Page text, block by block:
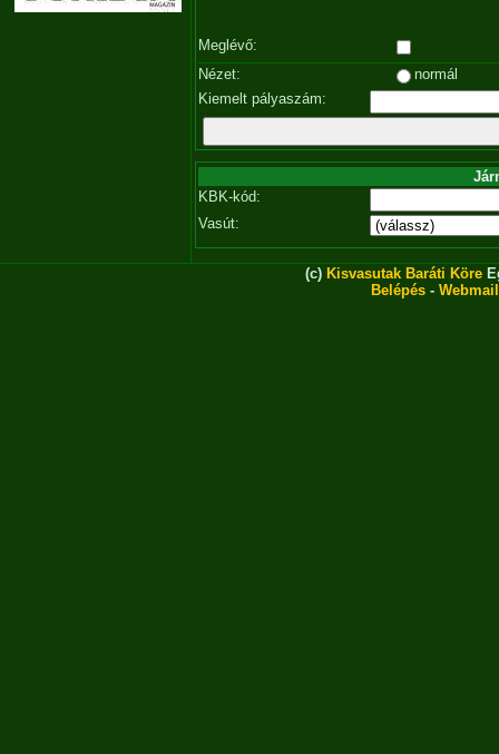
Meglévő:
Nézet:
normál
Kiemelt pályaszám:
KBK-kód:
Vasút:
(c) Kisvasutak Baráti Köre
Belépés - Webmail